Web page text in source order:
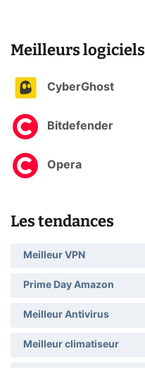
Meilleurs logiciels
CyberGhost
Bitdefender
Opera
Les tendances
Meilleur VPN
Prime Day Amazon
Meilleur Antivirus
Meilleur climatiseur